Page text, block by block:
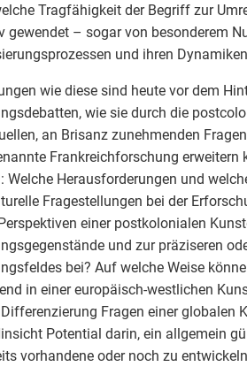
Tragfähigkeit der Begriff zur
gewendet – sogar von besonderem
und ihren
wie diese sind heute vor dem
wie sie durch die
an Brisanz zunehmenden
Frankreichforschung
Welche Herausforderungen und
Fragestellungen bei der
einer postkolonialen
und zur präziseren
bei? Auf welche Weise
in einer europäisch-westlichen
Fragen einer globalen
Potential darin, ein allgemein
vorhandene oder noch zu